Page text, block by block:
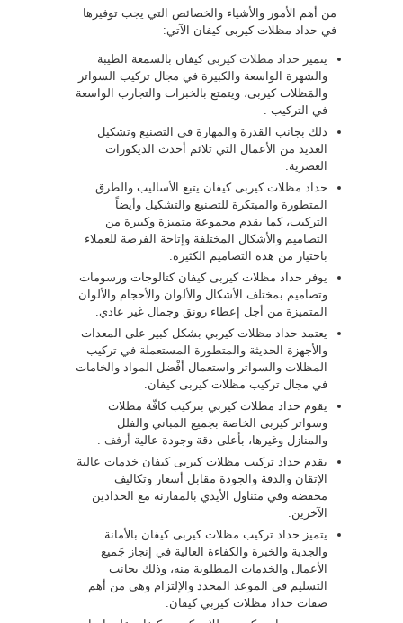
من أهم الأمور والأشياء والخصائص التي يجب توفيرها
في حداد مظلات كيربى كيفان الآتي:
يتميز حداد مظلات كيربى كيفان بالسمعة الطيبة
والشهرة الواسعة والكبيرة في مجال تركيب السواتر
والمَظلات كيربى، ويتمتع بالخبرات والتجارب الواسعة
في التركيب .
ذلك بجانب القدرة والمهارة في التصنيع وتشكيل
العديد من الأعمال التي تلائم أحدث الديكورات
العصرية.
حداد مظلات كيربى كيفان يتبع الأساليب والطرق
المتطورة والمبتكرة للتصنيع والتشكيل وأيضاً
التركيب، كما يقدم مجموعة متميزة وكبيرة من
التصاميم والأشكال المختلفة وإتاحة الفرصة للعملاء
باختيار من هذه التصاميم الكثيرة.
يوفر حداد مظلات كيربى كيفان كتالوجات ورسومات
وتصاميم بمختلف الأشكال والألوان والأحجام والألوان
المتميزة من أجل إعطاء رونق وجمال غير عادي.
يعتمد حداد مظلات كيربي بشكل كبير على المعدات
والأجهزة الحديثة والمتطورة المستعملة في تركيب
المظلات والسواتر واستعمال أفْضل المواد والخامات
في مجال تركيب مظلات كيربى كيفان.
يقوم حداد مظلات كيربي بتركيب كافّة مظلات
وسواتر كيربى الخاصة بجميع المباني والفلل
والمنازل وغيرها، بأعلى دقة وجودة عالية أرفف
يقدم حداد تركيب مظلات كيربى كيفان خدمات عالية
الإتقان والدقة والجودة مقابل أسعار وتكاليف
مخفضة وفي متناول الأيدي بالمقارنة مع الحدادين
الآخرين.
يتميز حداد تركيب مظلات كيربى كيفان بالأمانة
والجدية والخبرة والكفاءة العالية في إنجاز جَميع
الأعمال والخدمات المطلوبة منه، وذلك بجانب
التسليم في الموعد المحدد والإلتزام وهي من أهم
صفات حداد مظلات كيربي كيفان.